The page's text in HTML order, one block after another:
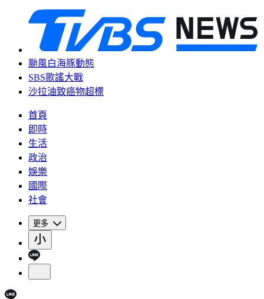
颱風白海豚動態
SBS歌謠大戰
沙拉油致癌物超標
首頁
即時
生活
政治
娛樂
國際
社會
更多